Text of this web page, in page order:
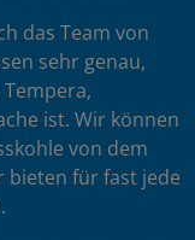
das Team von
sehr genau,
ist. Wir können
von dem
bieten für fast jede